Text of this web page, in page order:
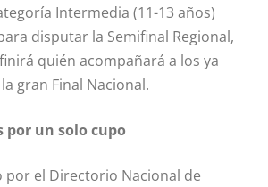
Intermedia (11-13 años)
disputar la Semifinal Regional,
quién acompañará a los ya
gran Final Nacional.
por un solo cupo
por el Directorio Nacional de